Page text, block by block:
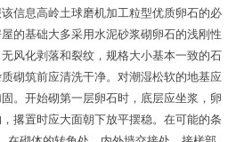
信息高岭土球磨机加工粒型优质卵石的必
的基础大多采用水泥砂浆砌卵石的浅刚性
风化剥落和裂纹，规格大小基本一致的石
砌筑前应清洗干净。对潮湿松软的地基应
。开始砌第一层卵石时，底层应坐浆，卵
撂置时应大面朝下放平摆稳。在可能的条